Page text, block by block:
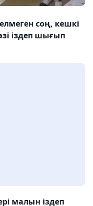
соң, кешкі
іздеп шығып
малын іздеп